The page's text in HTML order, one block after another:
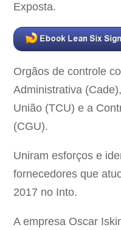
Exposta.
Orgãos de controle
Administrativa
União (TCU) e a
(CGU).
Uniram esforços e
fornecedores que
2017 no Into.
A empresa Oscar